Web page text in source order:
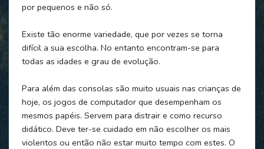
por pequenos e não só.
Existe tão enorme variedade, que por vezes se torna
difícil a sua escolha. No entanto encontram-se para
todas as idades e grau de evolução.
Para além das consolas são muito usuais nas crianças de
hoje, os jogos de computador que desempenham os
mesmos papéis. Servem para distrair e como recurso
didático. Deve ter-se cuidado em não escolher os mais
violentos ou então não estar muito tempo com estes. O